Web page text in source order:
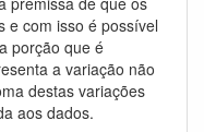
e com isso é possível
porção que é
a variação não
destas variações
aos dados.